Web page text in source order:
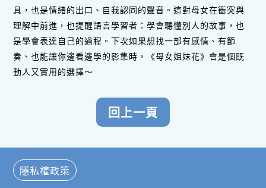
具，也是情緒的出口、自我認同的聲音。這對母女在衝突與
理解中前進，也提醒語言學習者：學會聽懂別人的故事，也
是學會表達自己的過程。下次如果想找一部有感情、有節
奏、也能讓你邊看邊學的影集時，《母女姐妹花》會是個既
動人又實用的選擇～
隱私權政策